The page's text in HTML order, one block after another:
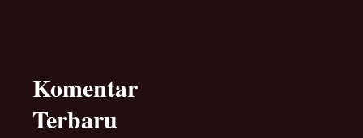
Komentar
Terbaru